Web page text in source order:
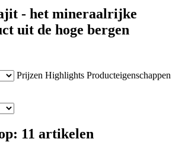
- het mineraalrijke
uit de hoge bergen
Prijzen Highlights Producteigenschappen
11 artikelen